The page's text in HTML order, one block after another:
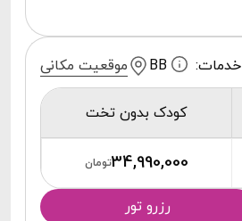
خدمات: BB موقعیت مکانی
کودک بدون تخت
34,990,000تومان
رزرو تور